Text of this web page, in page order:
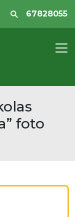
67828055
foto